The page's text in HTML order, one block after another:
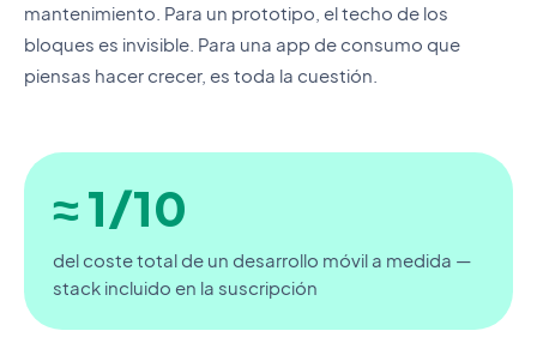
mantenimiento. Para un prototipo, el techo de los
bloques es invisible. Para una app de consumo que
piensas hacer crecer, es toda la cuestión.
≈ 1/10
del coste total de un desarrollo móvil a medida —
stack incluido en la suscripción